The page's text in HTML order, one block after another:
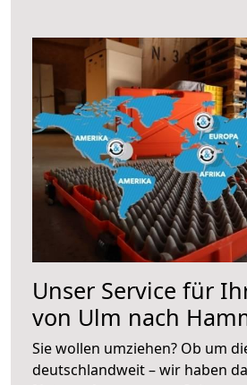
Unser Service für
von Ulm nach
Sie wollen umziehen? Ob um
deutschlandweit – wir haben